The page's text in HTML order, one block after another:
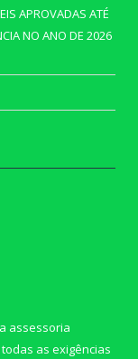
APROVADAS ATÉ
NO ANO DE 2026
assessoria
as exigências